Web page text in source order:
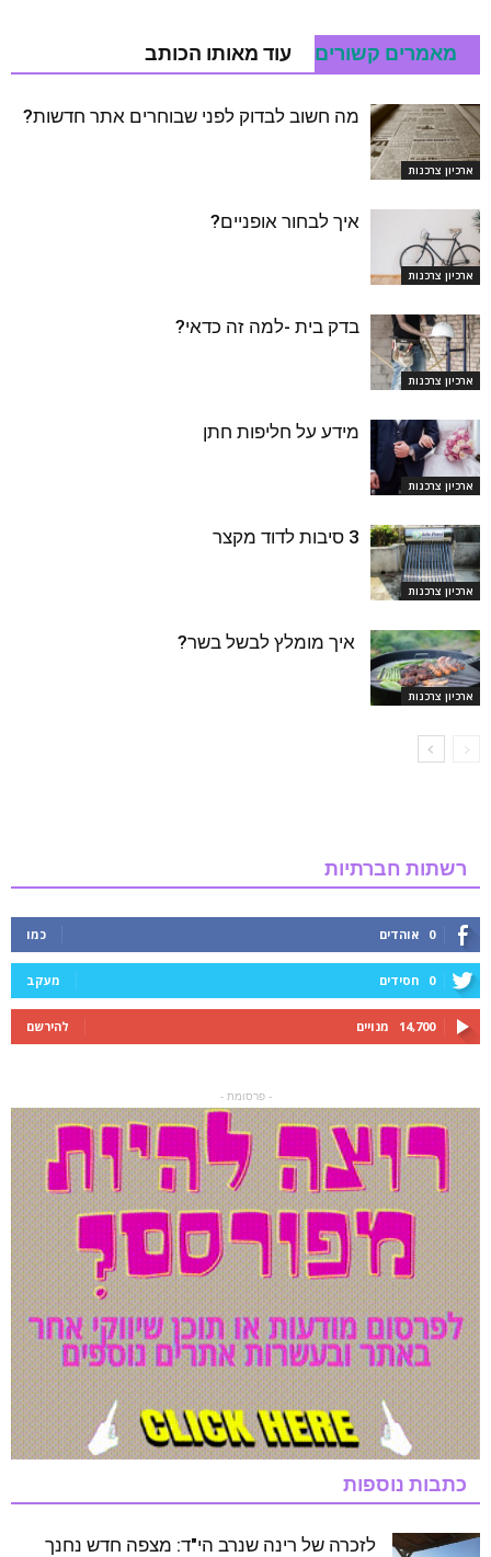
מאמרים קשורים עוד מאותו הכותב
ארכיון צרכנות
מה חשוב לבדוק לפני שבוחרים אתר חדשות?
ארכיון צרכנות
איך לבחור אופניים?
ארכיון צרכנות
בדק בית -למה זה כדאי?
ארכיון צרכנות
מידע על חליפות חתן
ארכיון צרכנות
3 סיבות לדוד מקצר
ארכיון צרכנות
איך מומלץ לבשל בשר?
רשתות חברתיות
0 אוהדים כמו
0 חסידים מעקב
14,700 מנויים להירשם
- פרסומת -
כתבות נוספות
לזכרה של רינה שנרב הי"ד: מצפה חדש נחנך